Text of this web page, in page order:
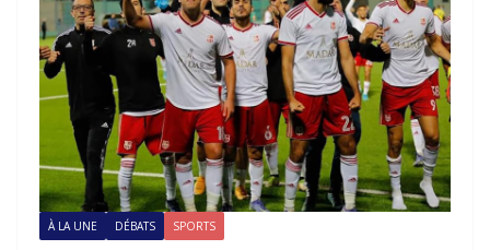
À LA UNE DÉBATS SPORTS